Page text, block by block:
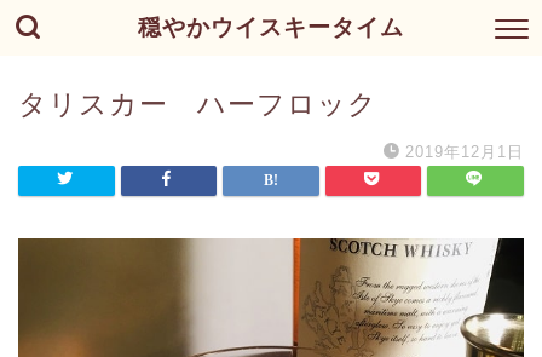
穏やかウイスキータイム
タリスカー ハーフロック
2019年12月1日